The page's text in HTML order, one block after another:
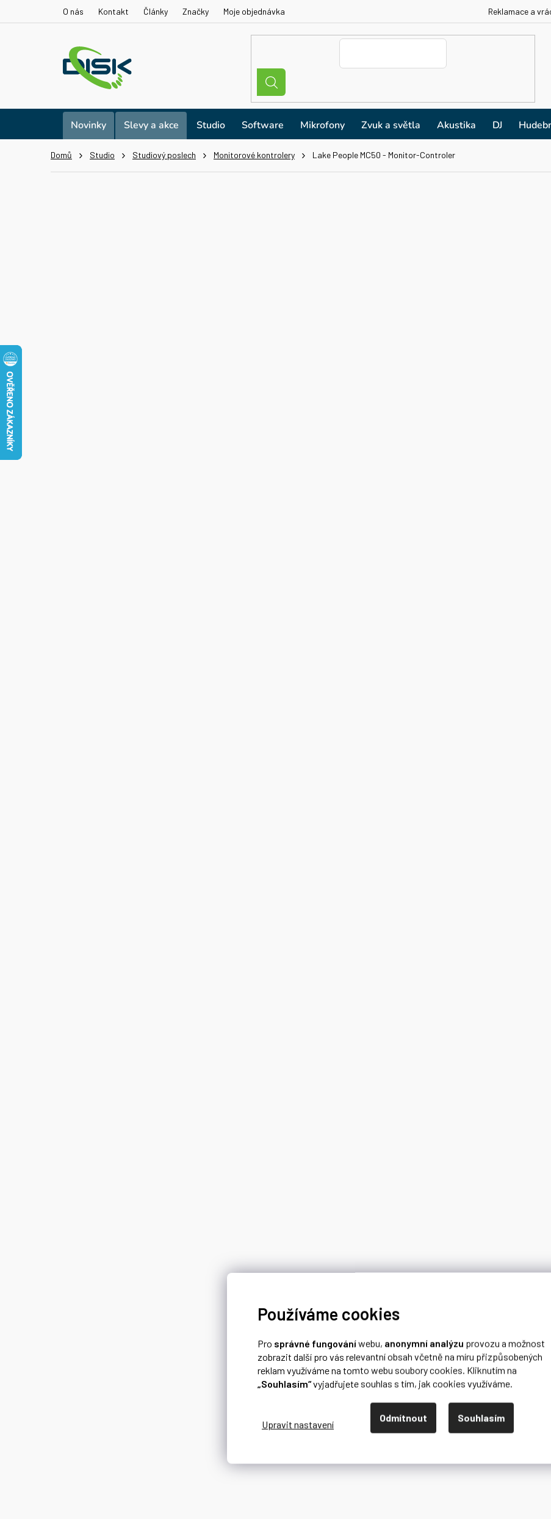
Používáme cookies
Pro správné fungováníwebu, anonymní analýzu provozu a možnost
zobrazit další pro vás relevantní obsah včetně na míru přizpůsobených
reklam využíváme na tomto webu soubory cookies. Kliknutím na
„Souhlasím“vyjadřujete souhlas s tím, jak cookies využíváme.
Odmítnout Souhlasím
O nás Kontakt Články Značky Moje objednávka Reklamace a
Novinky Slevy a akce Studio Software Mikrofony Zvuk a světla Akustika DJ
Domů Studio Studiový poslech Monitorové kontrolery Lake People MC50 - Monitor-Controler